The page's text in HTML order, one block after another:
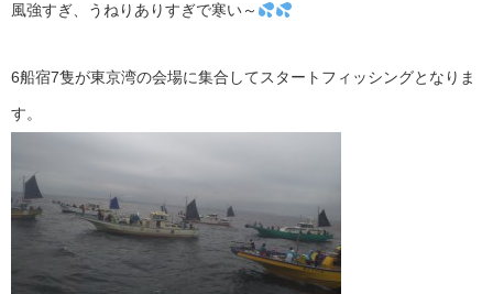
風強すぎ、うねりありすぎで寒い～
6船宿7隻が東京湾の会場に集合してスタートフィッシングとなりま
す。